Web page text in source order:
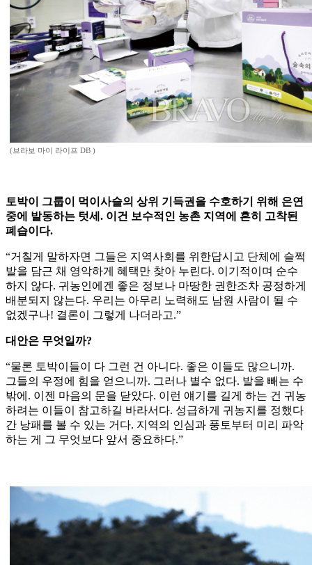
(브라보 마이 라이프 DB )
토박이 그룹이 먹이사슬의 상위 기득권을 수호하기 위해 은연
중에 발동하는 텃세. 이건 보수적인 농촌 지역에 흔히 고착된
폐습이다.
“거칠게 말하자면 그들은 지역사회를 위한답시고 단체에 슬쩍
발을 담근 채 영악하게 혜택만 찾아 누린다. 이기적이며 순수
하지 않다. 귀농인에겐 좋은 정보나 마땅한 권한조차 공정하게
배분되지 않는다. 우리는 아무리 노력해도 남원 사람이 될 수
없겠구나! 결론이 그렇게 나더라고.”
대안은 무엇일까?
“물론 토박이들이 다 그런 건 아니다. 좋은 이들도 많으니까.
그들의 우정에 힘을 얻으니까. 그러나 별수 없다. 발을 빼는 수
밖에. 이젠 마음의 문을 닫았다. 이런 얘기를 길게 하는 건 귀농
하려는 이들이 참고하길 바라서다. 성급하게 귀농지를 정했다
간 낭패를 볼 수 있는 거다. 지역의 인심과 풍토부터 미리 파악
하는 게 그 무엇보다 앞서 중요하다.”